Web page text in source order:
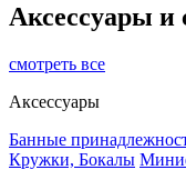
Аксессуары и
смотреть все
Аксессуары
Банные
Кружки, Бокалы